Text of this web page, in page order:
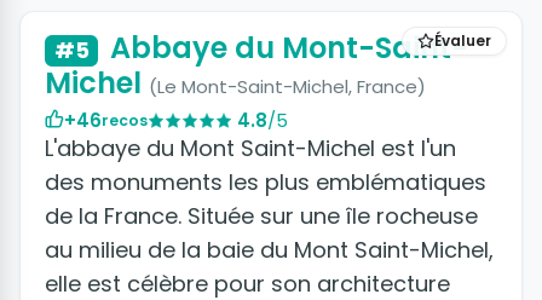
Évaluer
#5
Abbaye du Mont-Saint-
Michel (Le Mont-Saint-Michel, France)
+46recos 4.8/5
L'abbaye du Mont Saint-Michel est l'un
des monuments les plus emblématiques
de la France. Située sur une île rocheuse
au milieu de la baie du Mont Saint-Michel,
elle est célèbre pour son architecture